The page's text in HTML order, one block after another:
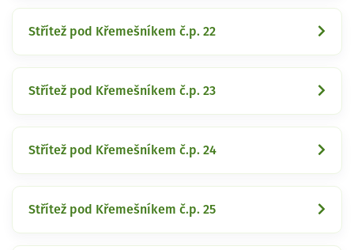
Střítež pod Křemešníkem č.p. 22
Střítež pod Křemešníkem č.p. 23
Střítež pod Křemešníkem č.p. 24
Střítež pod Křemešníkem č.p. 25